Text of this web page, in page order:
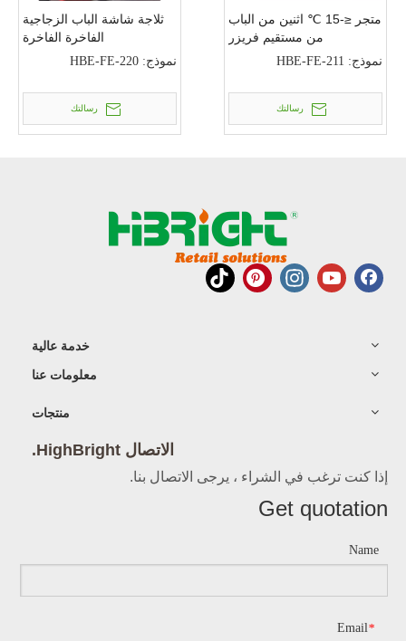
ثلاجة شاشة الباب الزجاجية
الفاخرة الفاخرة
نموذج: HBE-FE-220
رسالتك
متجر ≤-15 ℃ اثنين من الباب
من مستقيم فريزر
نموذج: HBE-FE-211
رسالتك
خدمة عالية
معلومات عنا
منتجات
الاتصال HighBright.
إذا كنت ترغب في الشراء ، يرجى الاتصال بنا.
Get quotation
Name
*
Email